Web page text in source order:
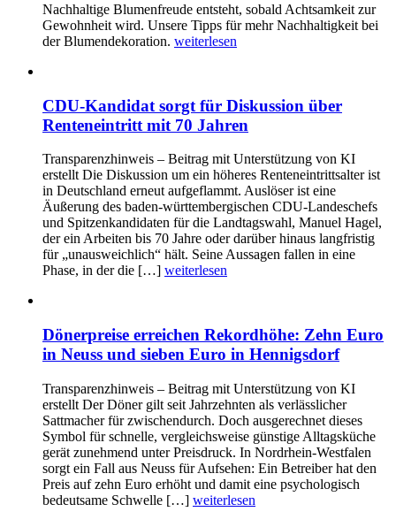
Nachhaltige Blumenfreude entsteht, sobald Achtsamkeit zur
Gewohnheit wird. Unsere Tipps für mehr Nachhaltigkeit bei
der Blumendekoration. weiterlesen
CDU-Kandidat sorgt für Diskussion über
Renteneintritt mit 70 Jahren
Transparenzhinweis – Beitrag mit Unterstützung von KI
erstellt Die Diskussion um ein höheres Renteneintrittsalter ist
in Deutschland erneut aufgeflammt. Auslöser ist eine
Äußerung des baden-württembergischen CDU-Landeschefs
und Spitzenkandidaten für die Landtagswahl, Manuel Hagel,
der ein Arbeiten bis 70 Jahre oder darüber hinaus langfristig
für „unausweichlich“ hält. Seine Aussagen fallen in eine
Phase, in der die […] weiterlesen
Dönerpreise erreichen Rekordhöhe: Zehn Euro
in Neuss und sieben Euro in Hennigsdorf
Transparenzhinweis – Beitrag mit Unterstützung von KI
erstellt Der Döner gilt seit Jahrzehnten als verlässlicher
Sattmacher für zwischendurch. Doch ausgerechnet dieses
Symbol für schnelle, vergleichsweise günstige Alltagsküche
gerät zunehmend unter Preisdruck. In Nordrhein-Westfalen
sorgt ein Fall aus Neuss für Aufsehen: Ein Betreiber hat den
Preis auf zehn Euro erhöht und damit eine psychologisch
bedeutsame Schwelle […] weiterlesen